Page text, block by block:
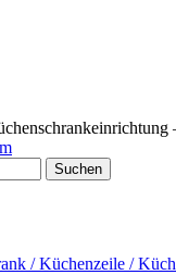
Suchen
/ Küchenzeile /